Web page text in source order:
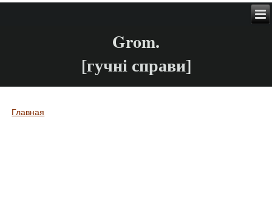
Grom.
[гучні справи]
Вы здесь
Главная